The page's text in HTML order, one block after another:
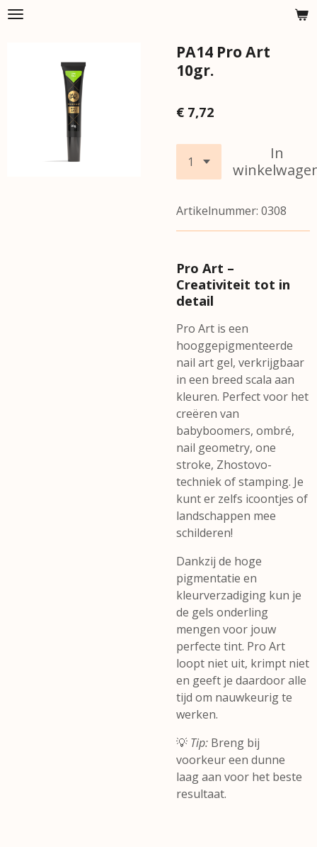
Ga
hoofdinhoud
PA14 Pro Art
10gr.
€ 7,72
In
Artikelnummer: 0308
Pro Art –
Creativiteit tot in
detail
Pro Art is een
hooggepigmenteerde
nail art gel, verkrijgbaar
in een breed scala aan
kleuren. Perfect voor het
creëren van
babyboomers, ombré,
nail geometry, one
stroke, Zhostovo-
techniek of stamping. Je
kunt er zelfs icoontjes of
landschappen mee
schilderen!
Dankzij de hoge
pigmentatie en
kleurverzadiging kun je
de gels onderling
mengen voor jouw
perfecte tint. Pro Art
loopt niet uit, krimpt niet
en geeft je daardoor alle
tijd om nauwkeurig te
werken.
💡 Tip: Breng bij
voorkeur een dunne
laag aan voor het beste
resultaat.